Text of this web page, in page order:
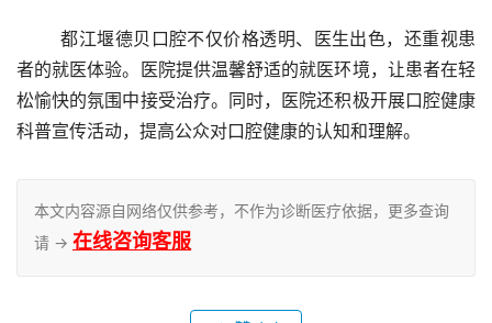
	都江堰德贝口腔不仅价格透明、医生出色，还重视患
者的就医体验。医院提供温馨舒适的就医环境，让患者在轻
松愉快的氛围中接受治疗。同时，医院还积极开展口腔健康
科普宣传活动，提高公众对口腔健康的认知和理解。
本文内容源自网络仅供参考，不作为诊断医疗依据，更多查询
请 → 在线咨询客服